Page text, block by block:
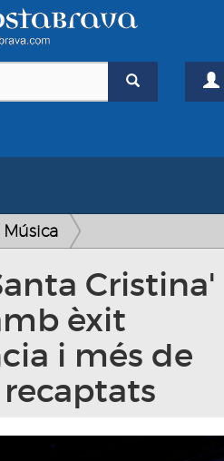
Música
Cristina'
èxit
i més de